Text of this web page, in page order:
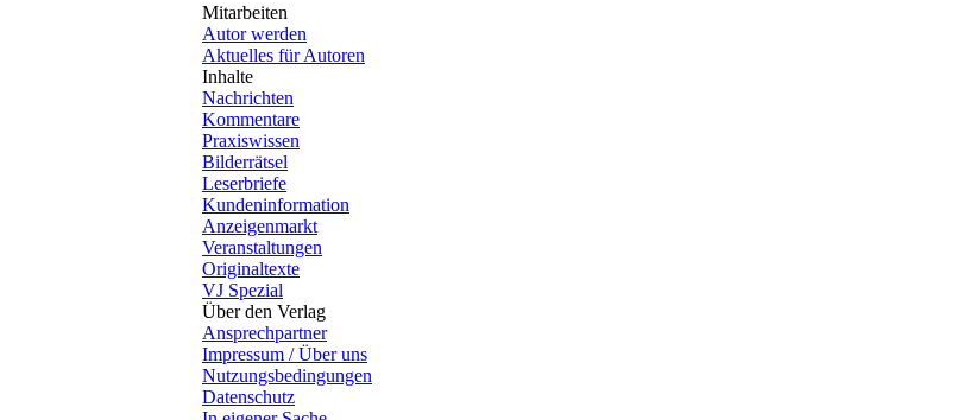
Mitarbeiten
Autor werden
Aktuelles für Autoren
Inhalte
Nachrichten
Kommentare
Praxiswissen
Bilderrätsel
Leserbriefe
Kundeninformation
Anzeigenmarkt
Veranstaltungen
Originaltexte
VJ Spezial
Über den Verlag
Ansprechpartner
Impressum / Über uns
Nutzungsbedingungen
Datenschutz